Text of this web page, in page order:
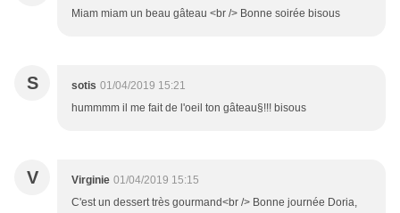
Miam miam un beau gâteau <br /> Bonne soirée bisous
S sotis 01/04/2019 15:21
hummmm il me fait de l'oeil ton gâteau§!!! bisous
V Virginie 01/04/2019 15:15
C'est un dessert très gourmand<br /> Bonne journée Doria,